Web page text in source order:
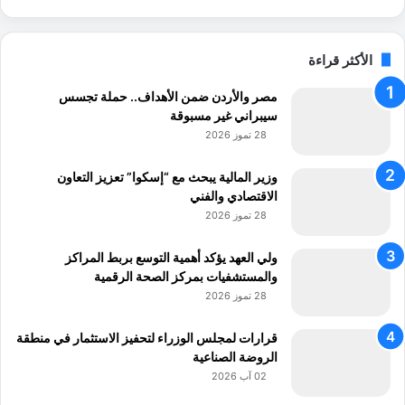
الأكثر قراءة
مصر والأردن ضمن الأهداف.. حملة تجسس
سيبراني غير مسبوقة
28 تموز 2026
وزير المالية يبحث مع “إسكوا” تعزيز التعاون
الاقتصادي والفني
28 تموز 2026
ولي العهد يؤكد أهمية التوسع بربط المراكز
والمستشفيات بمركز الصحة الرقمية
28 تموز 2026
قرارات لمجلس الوزراء لتحفيز الاستثمار في منطقة
الروضة الصناعية
02 آب 2026